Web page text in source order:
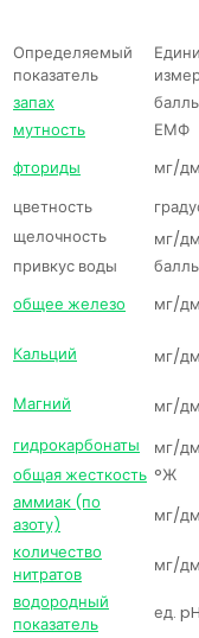
Определяемый
показатель
запах
мутность
ЕМФ
фториды
мг/
цветность
щелочность
мг/дм
привкус воды
общее железо
мг/
Кальций
мг/дм
Магний
мг/дм
гидрокарбонаты
мг/дм
общая жесткость °Ж
аммиак (по
азоту)
мг/дм
количество
нитратов
мг/дм
водородный
показатель
ед. pH